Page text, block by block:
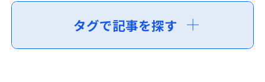
タグで記事を探す